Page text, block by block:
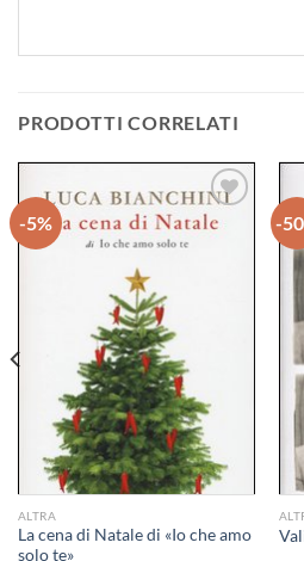
PRODOTTI CORRELATI
-5%
ALTRA
La cena di Natale di «Io che amo
solo te»
-